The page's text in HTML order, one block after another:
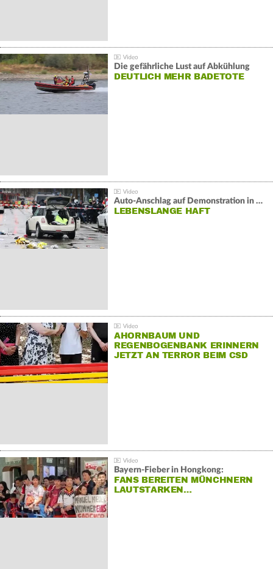
Die gefährliche Lust auf Abkühlung
DEUTLICH MEHR BADETOTE
Auto-Anschlag auf Demonstration in München:
LEBENSLANGE HAFT
AHORNBAUM UND
REGENBOGENBANK ERINNERN
JETZT AN TERROR BEIM CSD
Bayern-Fieber in Hongkong:
FANS BEREITEN MÜNCHNERN
LAUTSTARKEN…